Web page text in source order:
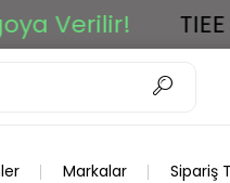
Verilir! TIEE
Markalar Sipariş